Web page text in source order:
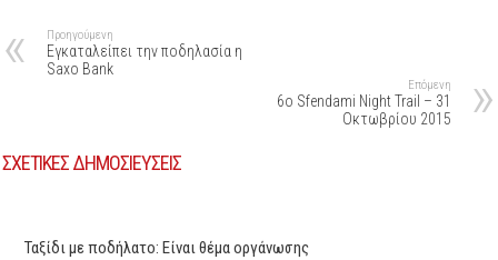
Προηγούμενη
Εγκαταλείπει την ποδηλασία η
Saxo Bank
Επόμενη
6ο Sfendami Night Trail – 31
Οκτωβρίου 2015
ΣΧΕΤΙΚΕΣ ΔΗΜΟΣΙΕΥΣΕΙΣ
Ταξίδι με ποδήλατο: Είναι θέμα οργάνωσης